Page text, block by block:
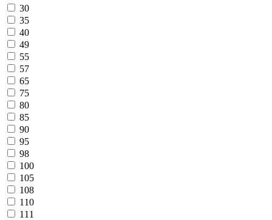
30
35
40
49
55
57
65
75
80
85
90
95
98
100
105
108
110
111